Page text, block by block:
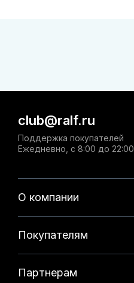
О компании
Покупателям
Партнерам
club@ralf.ru
Поддержка покупателей
Ежедневно, с 8:00 до 22:00